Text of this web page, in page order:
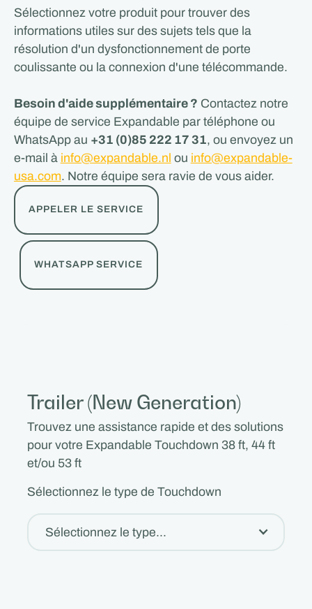
Sélectionnez votre produit pour trouver des
informations utiles sur des sujets tels que la
résolution d'un dysfonctionnement de porte
coulissante ou la connexion d'une télécommande.
Besoin d'aide supplémentaire ? Contactez notre
équipe de service Expandable par téléphone ou
WhatsApp au +31 (0)85 222 17 31, ou envoyez un
e-mail à info@expandable.nl ou info@expandable-
usa.com. Notre équipe sera ravie de vous aider.
APPELER LE SERVICE
WHATSAPP SERVICE
Trailer (New Generation)
Trouvez une assistance rapide et des solutions
pour votre Expandable Touchdown 38 ft, 44 ft
et/ou 53 ft
Sélectionnez le type de Touchdown
Sélectionnez le type...